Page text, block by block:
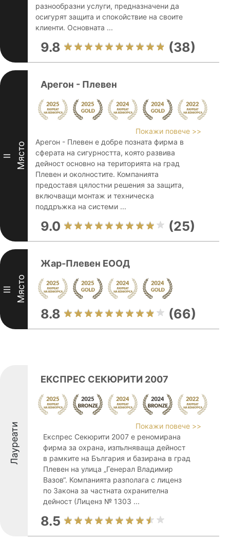
разнообразни услуги, предназначени да
осигурят защита и спокойствие на своите
клиенти. Основната ...
9.8 (38)
II Място
Арегон - Плевен
Покажи повече >>
Арегон - Плевен е добре позната фирма в
сферата на сигурността, която развива
дейност основно на територията на град
Плевен и околностите. Компанията
предоставя цялостни решения за защита,
включващи монтаж и техническа
поддръжка на системи ...
9.0 (25)
III Място
Жар-Плевен ЕООД
8.8 (66)
Лауреати
ЕКСПРЕС СЕКЮРИТИ 2007
Покажи повече >>
Експрес Секюрити 2007 е реномирана
фирма за охрана, изпълняваща дейност
в рамките на България и базирана в град
Плевен на улица „Генерал Владимир
Вазов“. Компанията разполага с лиценз
по Закона за частната охранителна
дейност (Лиценз № 1303 ...
8.5